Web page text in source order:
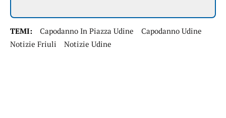
TEMI: Capodanno In Piazza Udine
Capodanno Udine
Notizie Friuli
Notizie Udine